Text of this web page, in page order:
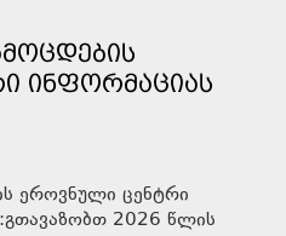
ᲘᲜᲤᲝᲠᲛᲐᲪᲘᲐᲡ
ეროვნული ცენტრი
2026 წლის